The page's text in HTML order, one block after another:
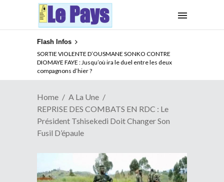
Flash Infos
SORTIE VIOLENTE D’OUSMANE SONKO CONTRE
DIOMAYE FAYE : Jusqu’où ira le duel entre les deux
compagnons d’hier ?
NOUVELLE ATTAQUE MEURTRIERE DES ADF EN RDC :
Comment arrêter la spirale de la violence au Congo
Home
A La Une
REPRISE DES COMBATS EN RDC : Le
Président Tshisekedi Doit Changer Son
Fusil D’épaule